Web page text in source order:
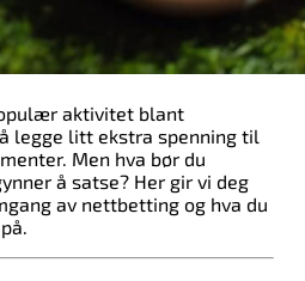
aktivitet blant
legge litt ekstra spenning til
Men hva bør du
å satse? Her gir vi deg
av nettbetting og hva du